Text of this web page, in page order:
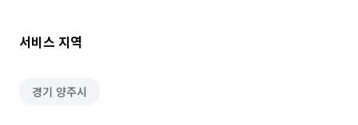
서비스 지역
경기 양주시